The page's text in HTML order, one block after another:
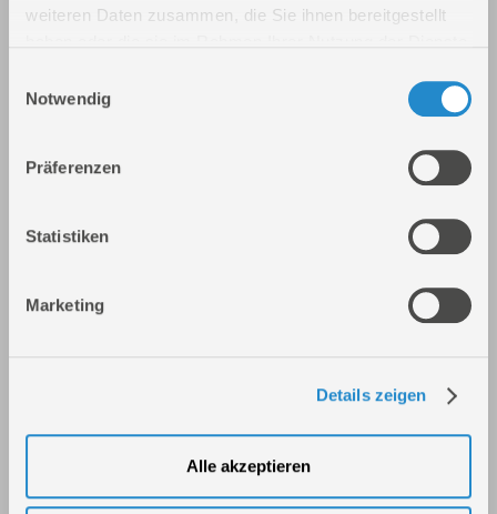
weiteren Daten zusammen, die Sie ihnen bereitgestellt
Notwendig
Präferenzen
Statistiken
Marketing
Details zeigen
Alle akzeptieren
Art.-Nr.: 20096
Plasmaschneider Mega Set - True Colour